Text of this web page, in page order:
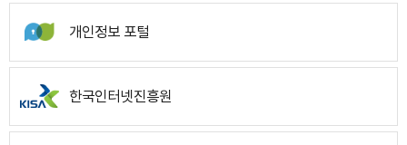
개인정보 포털
한국인터넷진흥원